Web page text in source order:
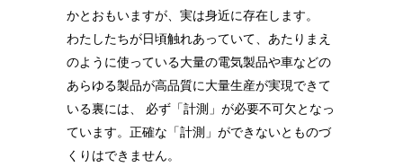
かとおもいますが、実は身近に存在します。
わたしたちが日頃触れあっていて、あたりまえ
のように使っている大量の電気製品や車などの
あらゆる製品が高品質に大量生産が実現できて
いる裏には、 必ず「計測」が必要不可欠となっ
ています。正確な「計測」ができないとものづ
くりはできません。